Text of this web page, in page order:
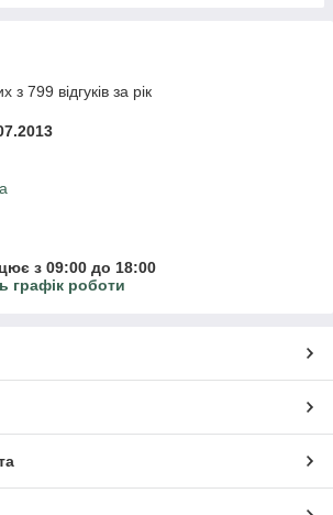
з 799 відгуків за рік
з 09:00 до 18:00
графік роботи